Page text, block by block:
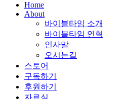
Home
About
바이블타임 소개
바이블타임 연혁
인사말
오시는길
스토어
구독하기
후원하기
자료실